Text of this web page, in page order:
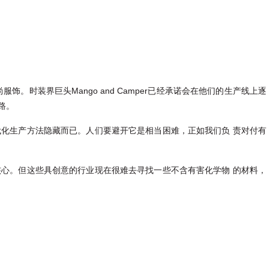
饰。时装界巨头Mango and Camper已经承诺会在他们的生产线上逐
生产方法隐藏而已。人们要避开它是相当困难，正如我们负 责对付有
。但这些具创意的行业现在很难去寻找一些不含有害化学物 的材料，